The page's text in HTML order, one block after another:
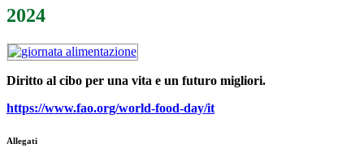
2024
Diritto al cibo per una vita e un futuro migliori.
https://www.fao.org/world-food-day/it
Allegati